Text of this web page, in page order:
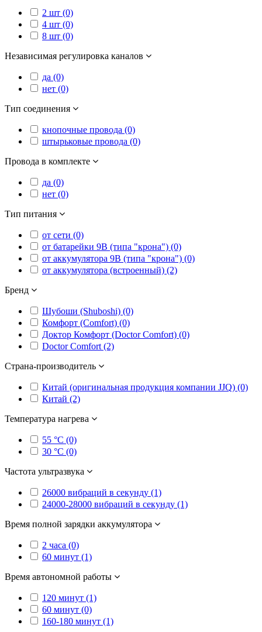
2 шт (0)
4 шт (0)
8 шт (0)
Независимая регулировка каналов
да (0)
нет (0)
Тип соединения
кнопочные провода (0)
штырьковые провода (0)
Провода в комплекте
да (0)
нет (0)
Тип питания
от сети (0)
от батарейки 9В (типа "крона") (0)
от аккумулятора 9В (типа "крона") (0)
от аккумулятора (встроенный) (2)
Бренд
Шубоши (Shuboshi) (0)
Комфорт (Comfort) (0)
Доктор Комфорт (Doctor Comfort) (0)
Doctor Comfort (2)
Страна-производитель
Китай (оригинальная продукция компании JJQ) (0)
Китай (2)
Температура нагрева
55 °C (0)
30 °C (0)
Частота ультразвука
26000 вибраций в секунду (1)
24000-28000 вибраций в секунду (1)
Время полной зарядки аккумулятора
2 часа (0)
60 минут (1)
Время автономной работы
120 минут (1)
60 минут (0)
160-180 минут (1)